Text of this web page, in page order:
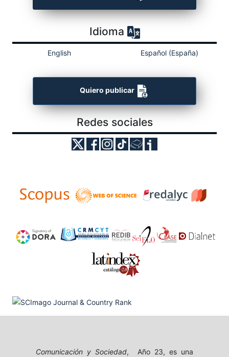
Idioma
English Español (España)
Quiero publicar
Redes sociales
Comunicación y Sociedad, Año 23, es una